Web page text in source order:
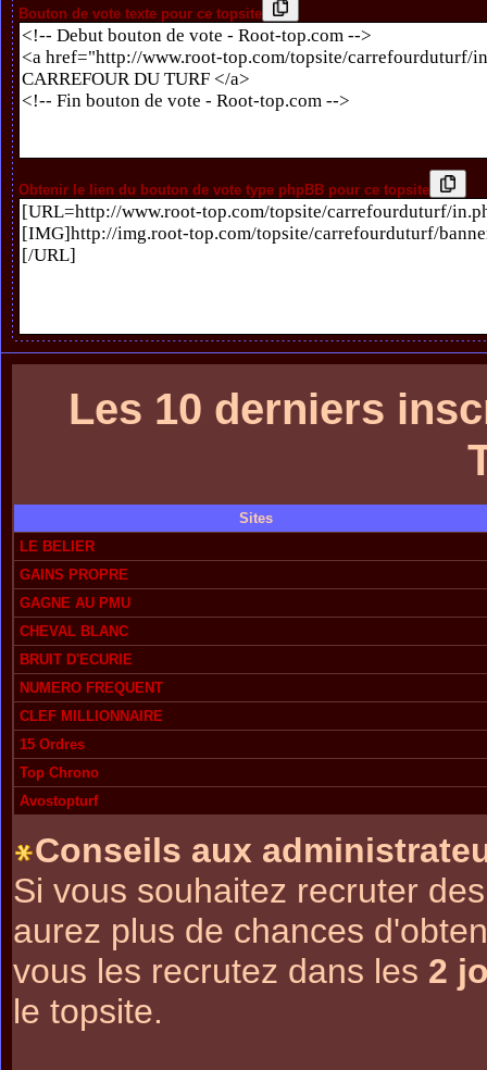
Bouton de vote texte pour ce topsite
Obtenir le lien du bouton de vote type phpBB pour ce topsite
Les 10 derniers
Sites
LE BELIER
GAINS PROPRE
GAGNE AU PMU
CHEVAL BLANC
BRUIT D'ECURIE
NUMERO FREQUENT
CLEF MILLIONNAIRE
15 Ordres
Top Chrono
Avostopturf
Conseils aux
Si vous souhaitez recruter
aurez plus de chances
vous les recrutez dans les 2
le topsite.